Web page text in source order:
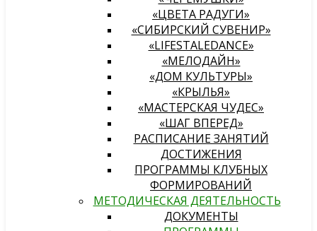
«ЦВЕТА РАДУГИ»
«СИБИРСКИЙ СУВЕНИР»
«LIFESTALEDANCE»
«МЕЛОДАЙН»
«ДОМ КУЛЬТУРЫ»
«КРЫЛЬЯ»
«МАСТЕРСКАЯ ЧУДЕС»
«ШАГ ВПЕРЕД»
РАСПИСАНИЕ ЗАНЯТИЙ
ДОСТИЖЕНИЯ
ПРОГРАММЫ КЛУБНЫХ
ФОРМИРОВАНИЙ
МЕТОДИЧЕСКАЯ ДЕЯТЕЛЬНОСТЬ
ДОКУМЕНТЫ